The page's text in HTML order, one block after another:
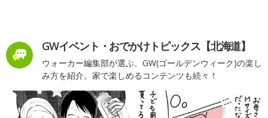
GWイベント・おでかけトピックス【北海道】
ウォーカー編集部が選ぶ、GW(ゴールデンウィーク)の楽し
み方を紹介。家で楽しめるコンテンツも続々！